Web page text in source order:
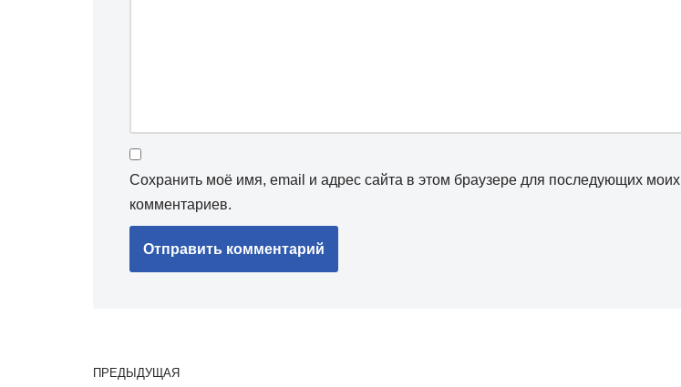
Сохранить моё имя, email и адрес сайта в этом браузере для последующих моих
комментариев.
ПРЕДЫДУЩАЯ